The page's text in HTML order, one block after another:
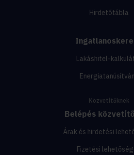
Hirdetőtábla
Lakáshitel-
Közvetítőknek
Belépés
Árak és hirdetési
Fizetési